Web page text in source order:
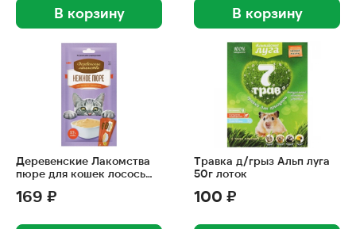
В корзину В корзину
Деревенские Лакомства
пюре для кошек лосось
169 ₽
Травка д/грыз Альп луга
50г лоток
100 ₽